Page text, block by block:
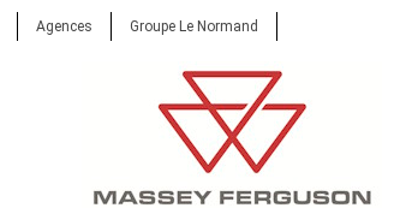
Agences Groupe Le Normand